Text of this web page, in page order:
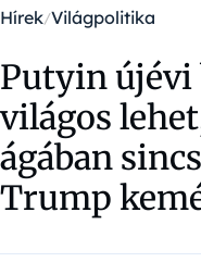
Hírek Világpolitika
Putyin újévi
világos
ágában
Trump